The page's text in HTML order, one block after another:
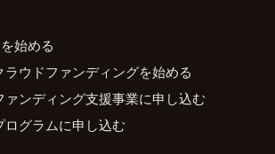
始める
ウドファンディングを始める
ンディング支援事業に申し込む
ログラムに申し込む